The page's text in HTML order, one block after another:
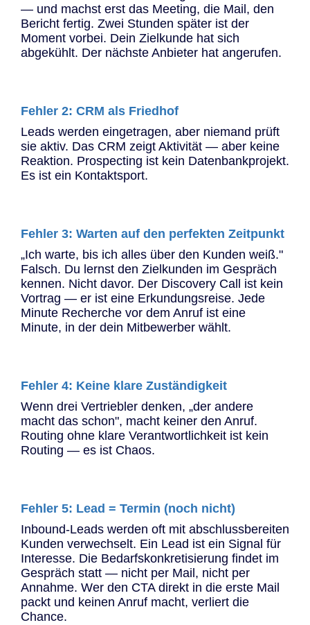
— und machst erst das Meeting, die Mail, den
Bericht fertig. Zwei Stunden später ist der
Moment vorbei. Dein Zielkunde hat sich
abgekühlt. Der nächste Anbieter hat angerufen.
Fehler 2: CRM als Friedhof
Leads werden eingetragen, aber niemand prüft
sie aktiv. Das CRM zeigt Aktivität — aber keine
Reaktion. Prospecting ist kein Datenbankprojekt.
Es ist ein Kontaktsport.
Fehler 3: Warten auf den perfekten Zeitpunkt
„Ich warte, bis ich alles über den Kunden weiß."
Falsch. Du lernst den Zielkunden im Gespräch
kennen. Nicht davor. Der Discovery Call ist kein
Vortrag — er ist eine Erkundungsreise. Jede
Minute Recherche vor dem Anruf ist eine
Minute, in der dein Mitbewerber wählt.
Fehler 4: Keine klare Zuständigkeit
Wenn drei Vertriebler denken, „der andere
macht das schon", macht keiner den Anruf.
Routing ohne klare Verantwortlichkeit ist kein
Routing — es ist Chaos.
Fehler 5: Lead = Termin (noch nicht)
Inbound-Leads werden oft mit abschlussbereiten
Kunden verwechselt. Ein Lead ist ein Signal für
Interesse. Die Bedarfskonkretisierung findet im
Gespräch statt — nicht per Mail, nicht per
Annahme. Wer den CTA direkt in die erste Mail
packt und keinen Anruf macht, verliert die
Chance.